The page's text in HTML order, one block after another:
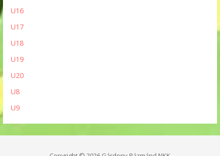
U16
U17
U18
U19
U20
U8
U9